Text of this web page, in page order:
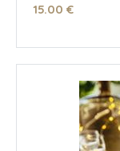
15.00 €